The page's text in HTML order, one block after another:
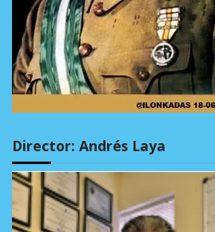
Director: Andrés Laya